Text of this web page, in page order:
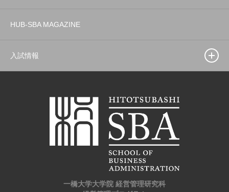
HUB-SBA MAGAZINE
入試情報
一橋大学大学院 経営管理研究科